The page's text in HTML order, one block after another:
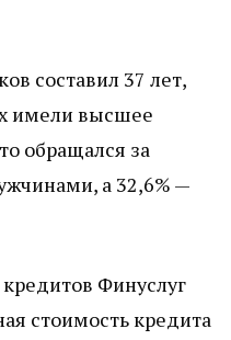
составил 37 лет,
имели высшее
обращался за
а 32,6% —
Финуслуг
стоимость кредита